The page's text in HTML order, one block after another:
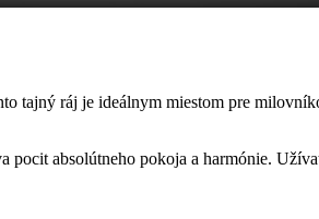
tajný ráj je ideálnym miestom pre
absolútneho pokoja a harmónie.